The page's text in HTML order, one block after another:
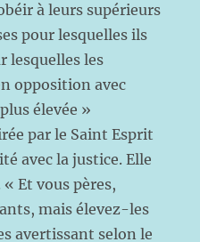
à leurs supérieurs
pour lesquelles ils
lesquelles les
opposition avec
élevée »
par le Saint Esprit
avec la justice. Elle
Et vous pères,
mais élevez-les
avertissant selon le